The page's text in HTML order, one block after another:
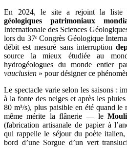
En 2024, le site a rejoint la liste
géologiques patrimoniaux
Internationale des Sciences
lors du 37ᵉ Congrès Géologique
débit est mesuré sans interruption
source la mieux étudiée au
hydrogéologues du monde entier
vauclusien » pour désigner ce
Le spectacle varie selon les saisons :
à la fonte des neiges et après les
80 m³/s), plus paisible en été quand
même mérite la flânerie — le
(fabrication artisanale de papier à
qui rappelle le séjour du poète italien,
bord d’une Sorgue d’un vert